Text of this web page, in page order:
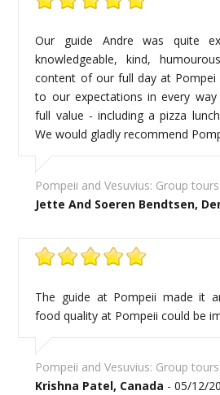
Our guide Andre was quite
knowledgeable, kind,
content of our full day at Pompei
to our expectations in every
full value - including a pizza
We would gladly recommend
Pompeii and Vesuvius: Group
Jette And Soeren Bendtsen,
The guide at Pompeii made it
food quality at Pompeii could be
Pompeii and Vesuvius: Group
Krishna Patel, Canada - 05/12/